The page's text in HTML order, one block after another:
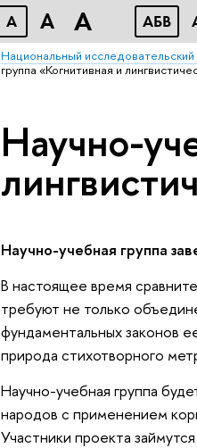
A A A АБВ
Национальный
группа «Когнитивная и
Научно-
Научно-учебная группа
В настоящее время
требуют не только
фундаментальных законов
природа стихотворного
Научно-учебная группа
народов с применением
Участники проекта